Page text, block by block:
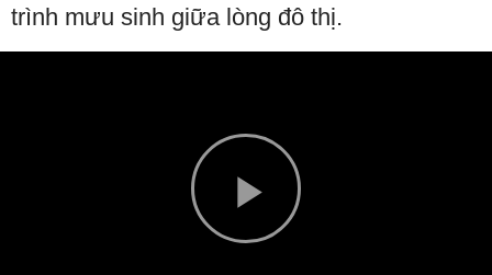
trình mưu sinh giữa lòng đô thị.
Play